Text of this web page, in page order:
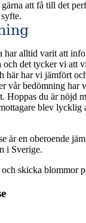
att få till det
har alltid varit att
det tycker vi att vi
här har vi jämfört
vår bedömning har
blev lycklig
är en oberoende
i Sverige.
skicka blommor